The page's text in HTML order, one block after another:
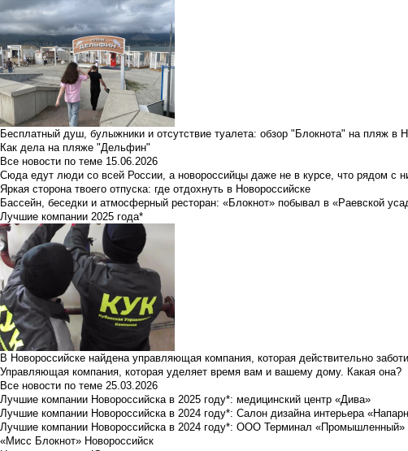
Бесплатный душ, булыжники и отсутствие туалета: обзор "Блокнота" на пляж в
Как дела на пляже "Дельфин"
Все новости по теме 15.06.2026
Сюда едут люди со всей России, а новороссийцы даже не в курсе, что рядом с
Яркая сторона твоего отпуска: где отдохнуть в Новороссийске
Бассейн, беседки и атмосферный ресторан: «Блокнот» побывал в «Раевской
Лучшие компании 2025 года*
В Новороссийске найдена управляющая компания, которая действительно
Управляющая компания, которая уделяет время вам и вашему дому. Какая она?
Все новости по теме 25.03.2026
Лучшие компании Новороссийска в 2025 году*: медицинский центр «Дива»
Лучшие компании Новороссийска в 2024 году*: Салон дизайна интерьера
Лучшие компании Новороссийска в 2024 году*: ООО Терминал «Промышленный»
«Мисс Блокнот» Новороссийск